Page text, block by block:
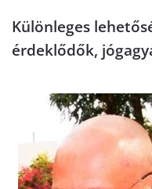
Különleges
érdeklődők,